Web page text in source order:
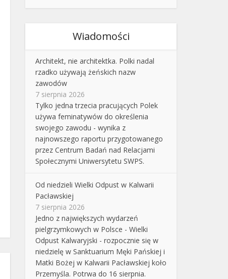
Wiadomości
Architekt, nie architektka. Polki nadal
rzadko używają żeńskich nazw
zawodów
7 sierpnia 2026
Tylko jedna trzecia pracujących Polek
używa feminatywów do określenia
swojego zawodu - wynika z
najnowszego raportu przygotowanego
przez Centrum Badań nad Relacjami
Społecznymi Uniwersytetu SWPS.
Od niedzieli Wielki Odpust w Kalwarii
Pacławskiej
7 sierpnia 2026
Jedno z największych wydarzeń
pielgrzymkowych w Polsce - Wielki
Odpust Kalwaryjski - rozpocznie się w
niedzielę w Sanktuarium Męki Pańskiej i
Matki Bożej w Kalwarii Pacławskiej koło
Przemyśla. Potrwa do 16 sierpnia.